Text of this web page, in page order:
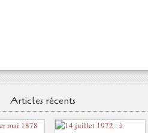
Articles récents